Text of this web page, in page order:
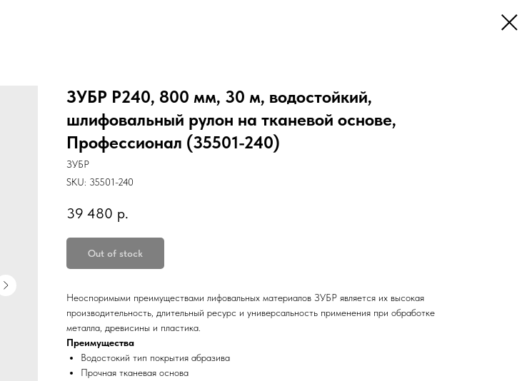
ЗУБР Р240, 800 мм, 30 м, водостойкий,
шлифовальный рулон на тканевой основе,
Профессионал (35501-240)
ЗУБР
SKU: 35501-240
39 480 р.
Out of stock
Неоспоримыми преимуществами лифовальных материалов ЗУБР является их высокая
производительность, длительный ресурс и универсальность применения при обработке
металла, древисины и пластика.
Преимущества
Водостокий тип покрытия абразива
Прочная тканевая основа